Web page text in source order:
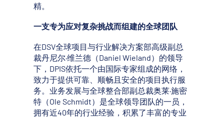
精。
一支专为应对复杂挑战而组建的全球团队
在DSV全球项目与行业解决方案部高级副总
裁丹尼尔·维兰德（Daniel Wieland）的领导
下，DPIS依托一个由国际专家组成的网络，
致力于提供可靠、顺畅且安全的项目执行服
务。业务发展与全球整合部副总裁奥莱·施密
特（Ole Schmidt）是全球领导团队的一员，
拥有近40年的行业经验，积累了丰富的专业